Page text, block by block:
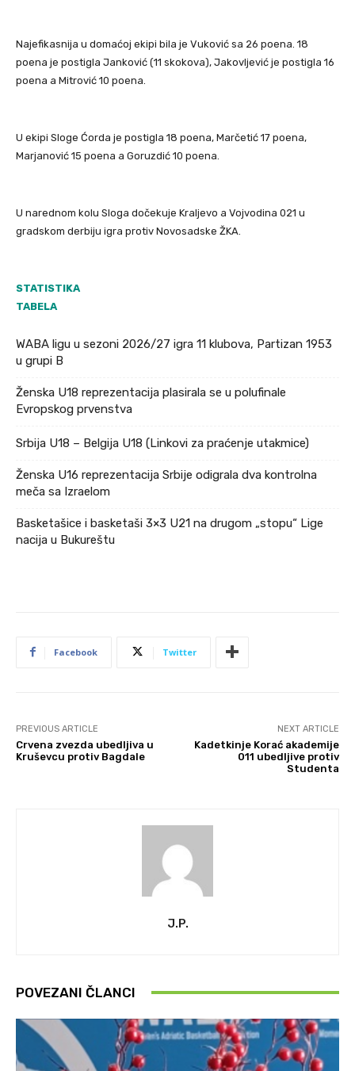
Najefikasnija u domaćoj ekipi bila je Vuković sa 26 poena. 18
poena je postigla Janković (11 skokova), Jakovljević je postigla 16
poena a Mitrović 10 poena.
U ekipi Sloge Ćorda je postigla 18 poena, Marčetić 17 poena,
Marjanović 15 poena a Goruzdić 10 poena.
U narednom kolu Sloga dočekuje Kraljevo a Vojvodina 021 u
gradskom derbiju igra protiv Novosadske ŽKA.
STATISTIKA
TABELA
WABA ligu u sezoni 2026/27 igra 11 klubova, Partizan 1953
u grupi B
Ženska U18 reprezentacija plasirala se u polufinale
Evropskog prvenstva
Srbija U18 – Belgija U18 (Linkovi za praćenje utakmice)
Ženska U16 reprezentacija Srbije odigrala dva kontrolna
meča sa Izraelom
Basketašice i basketaši 3×3 U21 na drugom „stopu“ Lige
nacija u Bukureštu
Facebook Twitter
PREVIOUS ARTICLE
Crvena zvezda ubedljiva u
Kruševcu protiv Bagdale
NEXT ARTICLE
Kadetkinje Korać akademije
011 ubedljive protiv
Studenta
J.P.
POVEZANI ČLANCI